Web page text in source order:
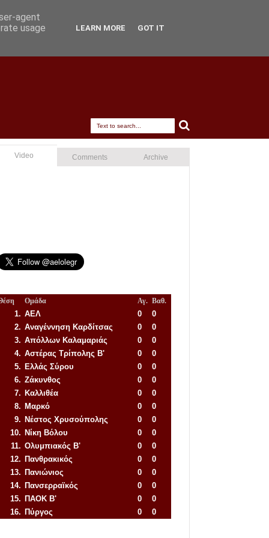
Video Comments Archive
Ομάδα Αγ. Βαθ.
1. ΑΕΛ 0
0
2. Αναγέννηση Καρδίτσας 0
0
3. Απόλλων Καλαμαριάς 0
0
4. Αστέρας Τρίπολης Β' 0
0
5. Ελλάς Σύρου 0
0
6. Ζάκυνθος 0
0
7. Καλλιθέα 0
0
8. Μαρκό 0
0
9. Νέστος Χρυσούπολης 0
0
10. Νίκη Βόλου 0
0
11. Ολυμπιακός Β' 0
0
12. Πανθρακικός 0
0
13. Πανιώνιος 0
0
14. Πανσερραϊκός 0
0
15. ΠΑΟΚ Β' 0
0
16. Πύργος 0
0
agent
usage
LEARN MORE GOT IT